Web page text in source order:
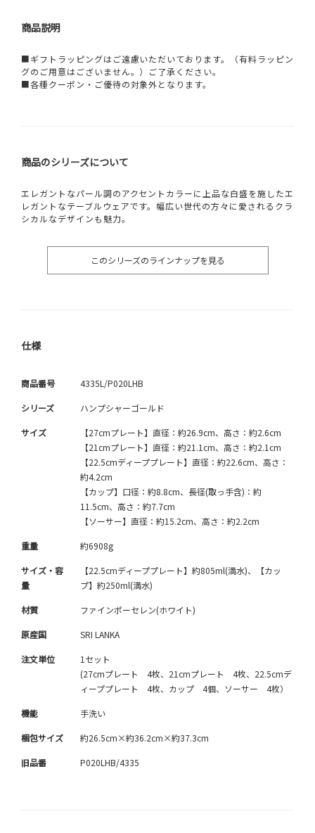
商品説明
■ギフトラッピングはご遠慮いただいております。（有料ラッピン
グのご用意はございません。）ご了承ください。
■各種クーポン・ご優待の対象外となります。
商品のシリーズについて
エレガントなパール調のアクセントカラーに上品な白盛を施したエ
レガントなテーブルウェアです。幅広い世代の方々に愛されるクラ
シカルなデザインも魅力。
このシリーズのラインナップを見る
仕様
商品番号 4335L/P020LHB
シリーズ ハンプシャーゴールド
サイズ
【27cmプレート】直径：約26.9cm、高さ：約2.6cm
【21cmプレート】直径：約21.1cm、高さ：約2.1cm
【22.5cmディーププレート】直径：約22.6cm、高さ：
約4.2cm
【カップ】口径：約8.8cm、長径(取っ手含)：約
11.5cm、高さ：約7.7cm
【ソーサー】直径：約15.2cm、高さ：約2.2cm
重量 約6908g
サイズ・容
量
【22.5cmディーププレート】約805ml(満水)、【カッ
プ】約250ml(満水)
材質 ファインポーセレン(ホワイト)
原産国 SRI LANKA
注文単位
1セット
(27cmプレート 4枚、21cmプレート 4枚、22.5cmデ
ィーププレート 4枚、カップ 4個、ソーサー 4枚）
機能 手洗い
梱包サイズ 約26.5cm×約36.2cm×約37.3cm
旧品番 P020LHB/4335